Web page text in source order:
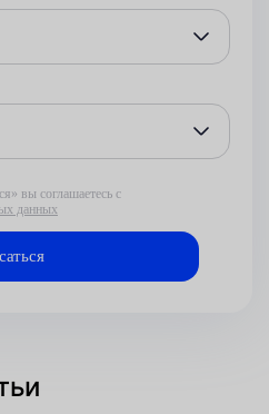
вы соглашаетесь с
данных